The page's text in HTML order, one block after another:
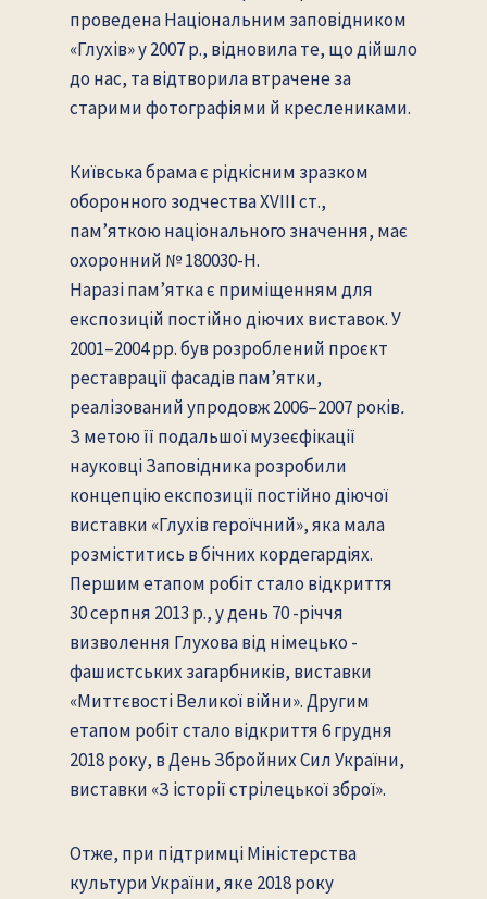
проведена Національним заповідником
«Глухів» у 2007 р., відновила те, що дійшло
до нас, та відтворила втрачене за
старими фотографіями й креслениками.
Київська брама є рідкісним зразком
оборонного зодчества XVIII ст.,
пам’яткою національного значення, має
охоронний № 180030-Н.
Наразі пам’ятка є приміщенням для
експозицій постійно діючих виставок. У
2001–2004 рр. був розроблений проєкт
реставрації фасадів пам’ятки,
реалізований упродовж 2006–2007 років.
З метою її подальшої музеєфікації
науковці Заповідника розробили
концепцію експозиції постійно діючої
виставки «Глухів героїчний», яка мала
розміститись в бічних кордегардіях.
Першим етапом робіт стало відкриття
30 серпня 2013 р., у день 70 -річчя
визволення Глухова від німецько -
фашистських загарбників, виставки
«Миттєвості Великої війни». Другим
етапом робіт стало відкриття 6 грудня
2018 року, в День Збройних Сил України,
виставки «З історії стрілецької зброї».
Отже, при підтримці Міністерства
культури України, яке 2018 року